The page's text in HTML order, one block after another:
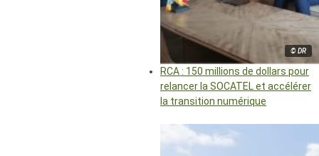
© DR
RCA : 150 millions de dollars pour
relancer la SOCATEL et accélérer
la transition numérique